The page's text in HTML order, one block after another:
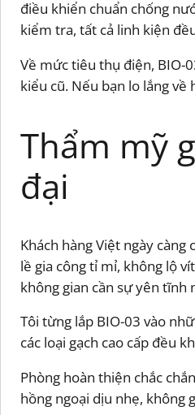
điều khiển chuẩn chống
kiểm tra, tất cả linh kiện
Về mức tiêu thụ điện, BIO-
kiểu cũ. Nếu bạn lo lắng về
Thẩm mỹ
đại
Khách hàng Việt ngày
lề gia công tỉ mỉ, không lộ
không gian cần sự yên tĩnh
Tôi từng lắp BIO-03 vào
các loại gạch cao cấp đều
Phòng hoàn thiện chắc
hồng ngoại dịu nhẹ, không